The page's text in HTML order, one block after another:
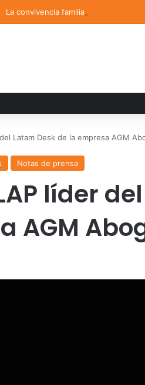
La convivencia familiar marca el
Latam Desk de la empresa AGM
Notas de prensa
líder
AGM